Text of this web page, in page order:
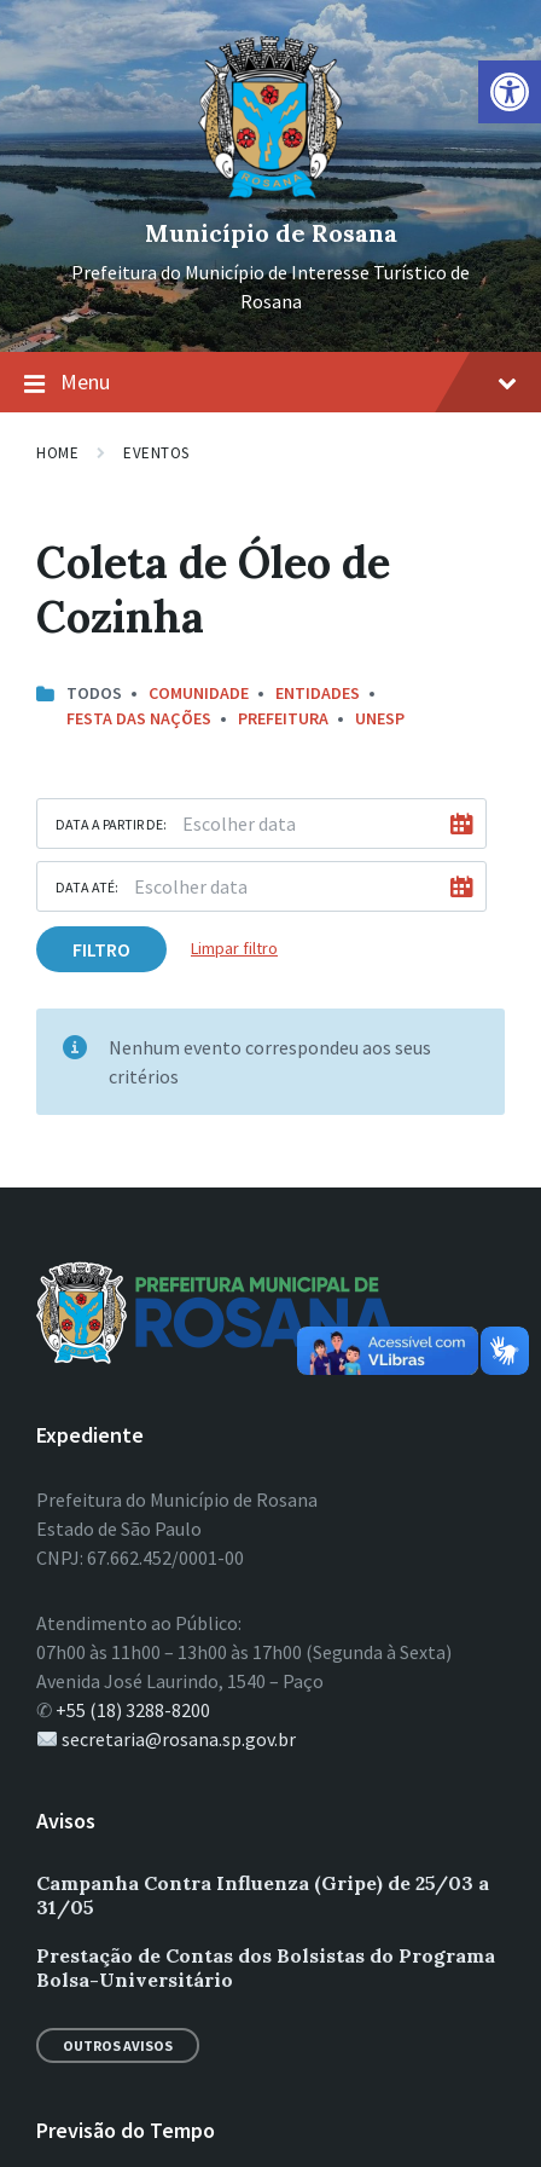
Barra de Ferramentas Aberta
Ir
para
conteúdo
Pular
para
navegação
principal
Pular
para
rodapé
Município de Rosana
Prefeitura do Município de Interesse Turístico de
Rosana
Menu
HOME EVENTOS
Coleta de Óleo de
Cozinha
TODOS COMUNIDADE
ENTIDADES
FESTA DAS NAÇÕES
PREFEITURA UNESP
DATA A PARTIR DE:
DATA ATÉ:
FILTRO Limpar filtro
Nenhum evento correspondeu aos seus
critérios
Expediente
Prefeitura do Município de Rosana
Estado de São Paulo
CNPJ: 67.662.452/0001-00
Atendimento ao Público:
07h00 às 11h00 – 13h00 às 17h00 (Segunda à Sexta)
Avenida José Laurindo, 1540 – Paço
✆ +55 (18) 3288-8200
secretaria@rosana.sp.gov.br
Avisos
Campanha Contra Influenza (Gripe) de 25/03 a
31/05
Prestação de Contas dos Bolsistas do Programa
Bolsa-Universitário
OUTROS AVISOS
Previsão do Tempo